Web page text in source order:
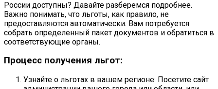
России доступны? Давайте разберемся подробнее.
Важно понимать, что льготы, как правило, не
предоставляются автоматически. Вам потребуется
собрать определенный пакет документов и обратиться в
соответствующие органы.
Процесс получения льгот:
Узнайте о льготах в вашем регионе: Посетите сайт